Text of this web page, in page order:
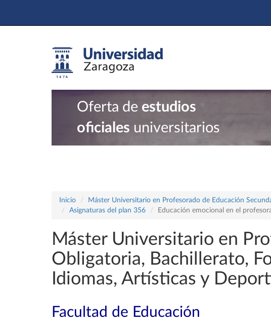
Oferta de estudios
oficiales universitarios
Inicio
Máster Universitario en Profesorado de Educación
Asignaturas del plan 356
Educación emocional en el
Máster Universitario en
Obligatoria, Bachillerato,
Idiomas, Artísticas y
Facultad de Educación